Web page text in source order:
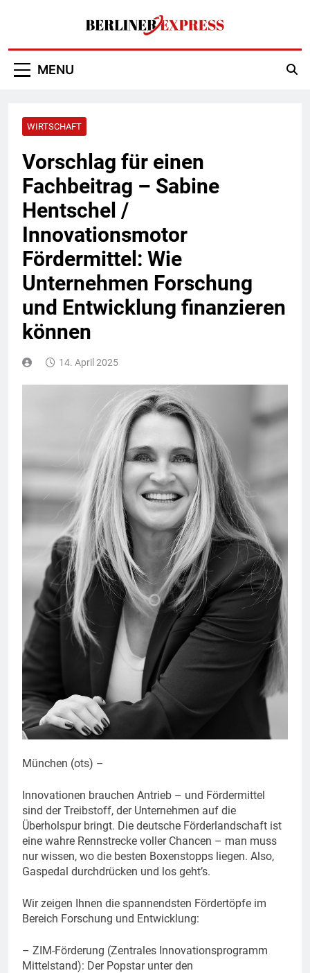
Berliner Express
MENU
WIRTSCHAFT
Vorschlag für einen
Fachbeitrag – Sabine
Hentschel /
Innovationsmotor
Fördermittel: Wie
Unternehmen Forschung
und Entwicklung finanzieren
können
14. April 2025
München (ots) –
Innovationen brauchen Antrieb – und Fördermittel
sind der Treibstoff, der Unternehmen auf die
Überholspur bringt. Die deutsche Förderlandschaft ist
eine wahre Rennstrecke voller Chancen – man muss
nur wissen, wo die besten Boxenstopps liegen. Also,
Gaspedal durchdrücken und los geht’s.
Wir zeigen Ihnen die spannendsten Fördertöpfe im
Bereich Forschung und Entwicklung:
– ZIM-Förderung (Zentrales Innovationsprogramm
Mittelstand): Der Popstar unter den